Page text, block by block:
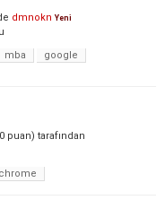
dmnokn Yeni
mba
google
puan) tarafından
chrome